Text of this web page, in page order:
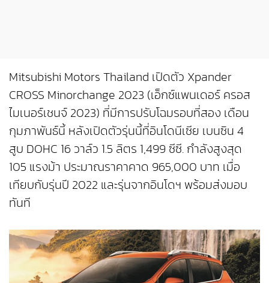
Mitsubishi Motors Thailand เปิดตัว Xpander
CROSS Minorchange 2023 (เอ็กซ์แพนเดอร์ ครอส
ไมเนอร์เชนจ์ 2023) ที่มีการปรับโฉมรอบที่สอง เดือน
กุมภาพันธ์นี้ หลังเปิดตัวรุ่นนี้ที่อินโดนีเซีย เบนซิน 4
สูบ DOHC 16 วาล์ว 1.5 ลิตร 1,499 ซีซี. กำลังสูงสุด
105 แรงม้า ประมาณราคาคาด 965,000 บาท เมื่อ
เทียบกับรุ่นปี 2022 และรุ่นจากอินโดฯ พร้อมส่งมอบ
ทันที